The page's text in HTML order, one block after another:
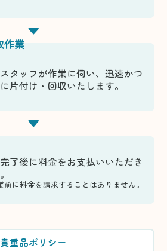
作業
タッフが作業に伺い、迅速かつ
片付け・回収いたします。
了後に料金をお支払いいただき
に料金を請求することはありません。
貴重品ポリシー